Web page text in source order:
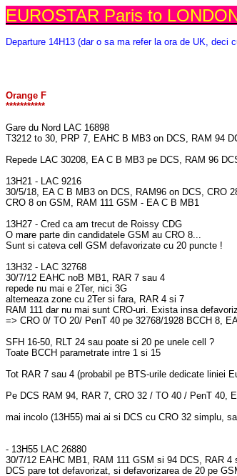
EUROSTAR Paris to
Departure 14H13 (dar o sa ma refer la ora de UK, deci
Orange F
***********
Gare du Nord LAC 16898
T3212 to 30, PRP 7, EAHC B MB3 on DCS, RAM 94
Repede LAC 30208, EA C B MB3 pe DCS, RAM 96
13H21 - LAC 9216
30/5/18, EA C B MB3 on DCS, RAM96 on DCS, CRO
CRO 8 on GSM, RAM 111 GSM - EA C B MB1
13H27 - Cred ca am trecut de Roissy CDG
O mare parte din candidatele GSM au CRO 8...
Sunt si cateva cell GSM defavorizate cu 20 puncte !
13H32 - LAC 32768
30/7/12 EAHC noB MB1, RAR 7 sau 4
repede nu mai e 2Ter, nici 3G
alterneaza zone cu 2Ter si fara, RAR 4 si 7
RAM 111 dar nu mai sunt CRO-uri. Exista insa
=> CRO 0/ TO 20/ PenT 40 pe 32768/1928 BCCH 8,
SFH 16-50, RLT 24 sau poate si 20 pe unele cell ?
Toate BCCH parametrate intre 1 si 15
Tot RAR 7 sau 4 (probabil pe BTS-urile dedicate liniei
Pe DCS RAM 94, RAR 7, CRO 32 / TO 40 / PenT 40,
mai incolo (13H55) mai ai si DCS cu CRO 32 simplu,
- 13H55 LAC 26880
30/7/12 EAHC MB1, RAM 111 GSM si 94 DCS, RAR 4
DCS pare tot defavorizat, si defavorizarea de 20 pe